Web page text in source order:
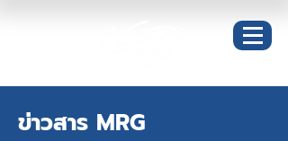
ข่าวสาร MRG